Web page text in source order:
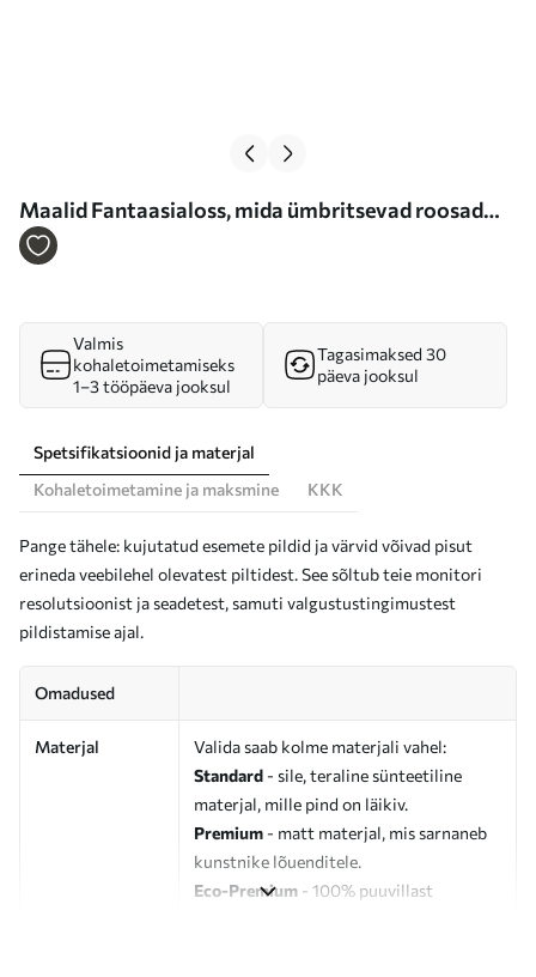
Maalid Fantaasialoss, mida ümbritsevad roosad
kuumaõhupallid, mis hõljuvad pilves taevas
Valmis
kohaletoimetamiseks
1–3 tööpäeva jooksul
Tagasimaksed 30
päeva jooksul
Spetsifikatsioonid ja materjal
Kohaletoimetamine ja maksmine
KKK
Pange tähele: kujutatud esemete pildid ja värvid võivad pisut
erineda veebilehel olevatest piltidest. See sõltub teie monitori
resolutsioonist ja seadetest, samuti valgustustingimustest
pildistamise ajal.
Omadused
Materjal
Valida saab kolme materjali vahel:
Standard - sile, teraline sünteetiline
materjal, mille pind on läikiv.
Premium - matt materjal, mis sarnaneb
kunstnike lõuenditele.
Eco-Premium - 100% puuvillast